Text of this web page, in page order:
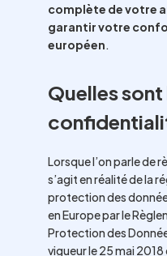
complète de votre
garantir votre
européen.
Quelles
Lorsque l’on parle de
s’agit en réalité de la
protection des
en Europe par le
Protection des
vigueur le 25 mai 2018